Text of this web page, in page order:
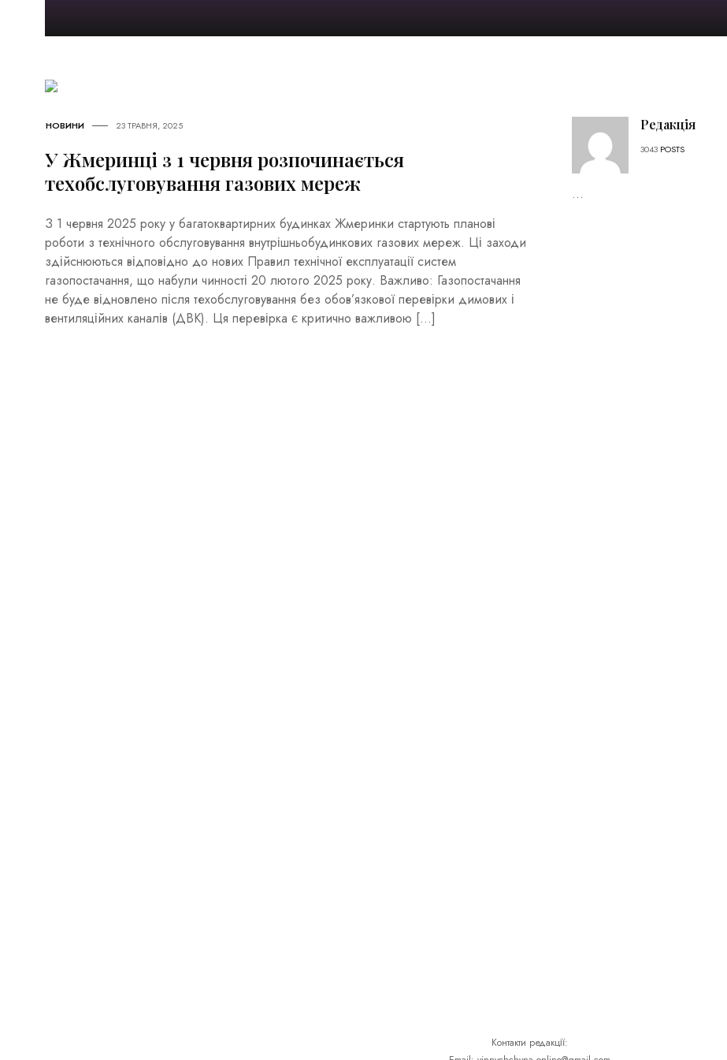
НОВИНИ 23 ТРАВНЯ, 2025
У Жмеринці з 1 червня розпочинається
техобслуговування газових мереж
З 1 червня 2025 року у багатоквартирних будинках Жмеринки стартують планові
роботи з технічного обслуговування внутрішньобудинкових газових мереж. Ці заходи
здійснюються відповідно до нових Правил технічної експлуатації систем
газопостачання, що набули чинності 20 лютого 2025 року. Важливо: Газопостачання
не буде відновлено після техобслуговування без обов’язкової перевірки димових і
вентиляційних каналів (ДВК). Ця перевірка є критично важливою […]
Редакція
3043 POSTS
...
Контакти редакції: